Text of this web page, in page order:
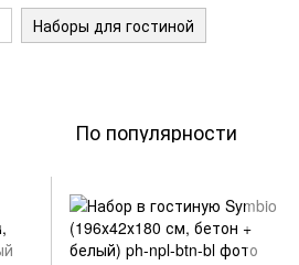
Наборы для гостиной
По популярности